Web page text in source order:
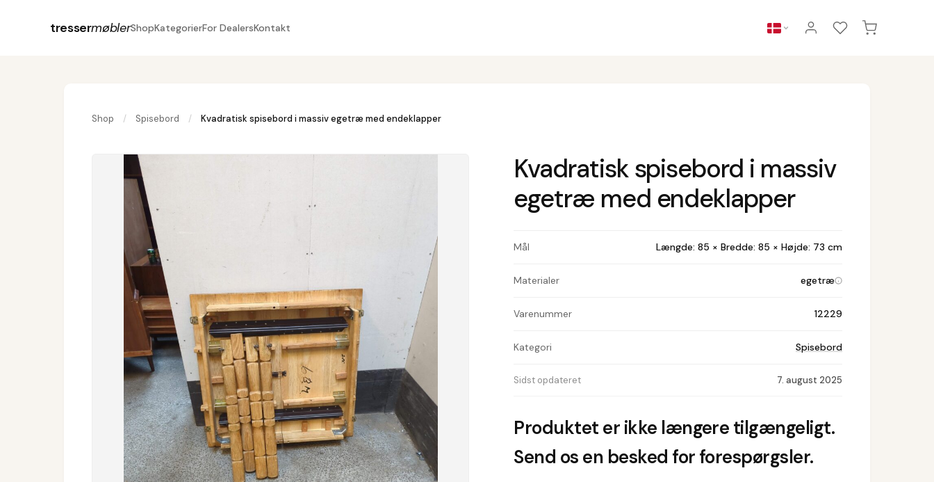
tressermøblerShopKategorierFor DealersKontakt
Shop / Spisebord / Kvadratisk spisebord i massiv egetræ med endeklapper
Kvadratisk spisebord i massiv
egetræ med endeklapper
Mål Længde: 85 × Bredde: 85 × Højde: 73 cm
Materialer egetræ
Varenummer 12229
Kategori Spisebord
Sidst opdateret 7. august 2025
Produktet er ikke længere tilgængeligt.
Send os en besked for forespørgsler.